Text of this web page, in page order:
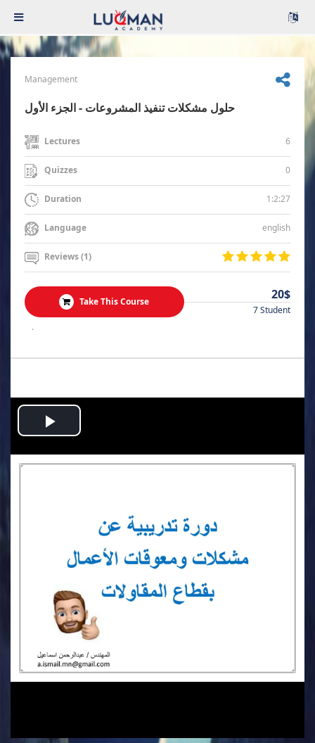
Management
حلول مشكلات تنفيذ المشروعات - الجزء الأول
Lectures 6
Quizzes 0
Duration 1:2:27
Language english
Reviews (1)
Take This Course 20$
7 Student
.
Play
Video